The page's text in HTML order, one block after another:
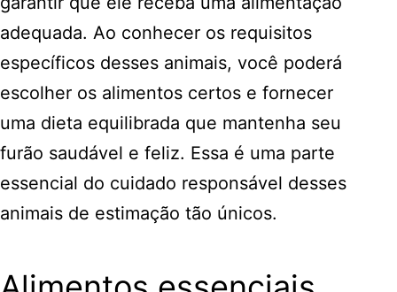
adequada. Ao conhecer os requisitos
específicos desses animais, você poderá
escolher os alimentos certos e fornecer
uma dieta equilibrada que mantenha seu
furão saudável e feliz. Essa é uma parte
essencial do cuidado responsável desses
animais de estimação tão únicos.